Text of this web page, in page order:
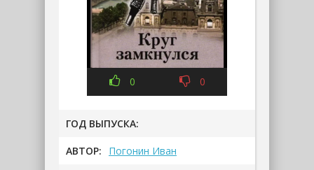
0 0
ГОД ВЫПУСКА:
АВТОР: Погонин Иван